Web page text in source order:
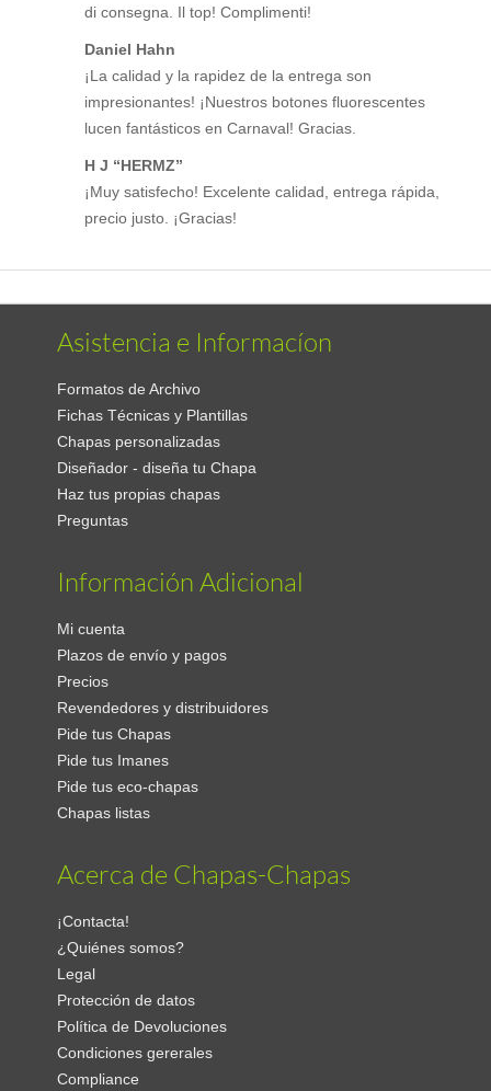
di consegna. Il top! Complimenti!
Daniel Hahn
¡La calidad y la rapidez de la entrega son
impresionantes! ¡Nuestros botones fluorescentes
lucen fantásticos en Carnaval! Gracias.
H J “HERMZ”
¡Muy satisfecho! Excelente calidad, entrega rápida,
precio justo. ¡Gracias!
Asistencia e Informacíon
Formatos de Archivo
Fichas Técnicas y Plantillas
Chapas personalizadas
Diseñador - diseña tu Chapa
Haz tus propias chapas
Preguntas
Información Adicional
Mi cuenta
Plazos de envío y pagos
Precios
Revendedores y distribuidores
Pide tus Chapas
Pide tus Imanes
Pide tus eco-chapas
Chapas listas
Acerca de Chapas-Chapas
¡Contacta!
¿Quiénes somos?
Legal
Protección de datos
Política de Devoluciones
Condiciones gererales
Compliance